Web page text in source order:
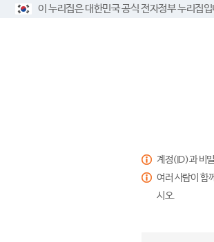
이 누리집은 대한민국 공식 전자정부 누리집
계정(ID)과 비
여러 사람이 함
시오.